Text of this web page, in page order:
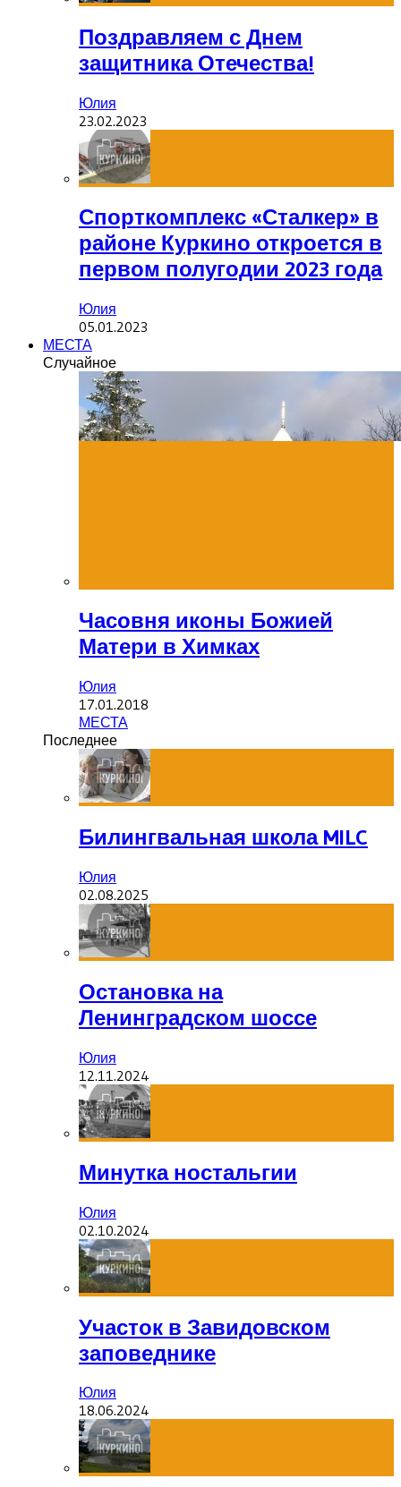
Поздравляем с Днем
защитника Отечества!
Юлия
23.02.2023
Спорткомплекс «Сталкер» в
районе Куркино откроется в
первом полугодии 2023 года
Юлия
05.01.2023
МЕСТА
Случайное
Часовня иконы Божией
Матери в Химках
Юлия
17.01.2018
МЕСТА
Последнее
Билингвальная школа MILC
Юлия
02.08.2025
Остановка на
Ленинградском шоссе
Юлия
12.11.2024
Минутка ностальгии
Юлия
02.10.2024
Участок в Завидовском
заповеднике
Юлия
18.06.2024